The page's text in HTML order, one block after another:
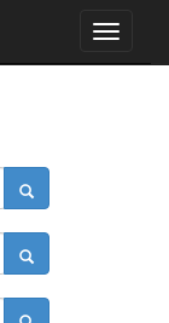
Menu